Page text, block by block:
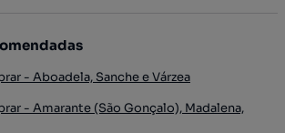
- Aboadela, Sanche e Várzea
- Amarante (São Gonçalo), Madalena,